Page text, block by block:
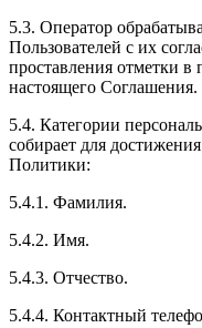
5.3. Оператор
Пользователей с их
проставления отметки в
настоящего Соглашения.
5.4. Категории
собирает для
Политики:
5.4.1. Фамилия.
5.4.2. Имя.
5.4.3. Отчество.
5.4.4. Контактный